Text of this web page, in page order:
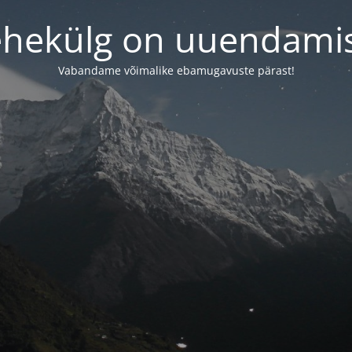
on
Vabandame võimalike ebamugavuste pärast!